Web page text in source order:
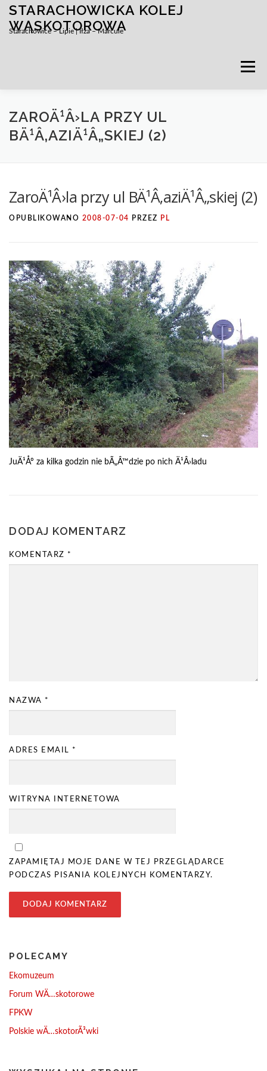
Przejdź
treści
STARACHOWICKA KOLEJ
WĄSKOTOROWA
Starachowice – Lipie | Iłża – Marcule
Menu
ZAROÄ¹Â›LA PRZY UL
BÄ¹Â‚AZIÄ¹Â„SKIEJ (2)
ZaroÄ¹Â›la przy ul BÄ¹Â‚aziÄ¹Â„skiej (2)
OPUBLIKOWANO 2008-07-04 PRZEZ PL
JuÄ¹Åº za kilka godzin nie bÃ„Â™dzie po nich Ä¹Â›ladu
DODAJ KOMENTARZ
KOMENTARZ *
NAZWA *
ADRES EMAIL *
WITRYNA INTERNETOWA
ZAPAMIĘTAJ MOJE DANE W TEJ PRZEGLĄDARCE
PODCZAS PISANIA KOLEJNYCH KOMENTARZY.
POLECAMY
Ekomuzeum
Forum WÄ…skotorowe
FPKW
Polskie wÄ…skotorÃ³wki